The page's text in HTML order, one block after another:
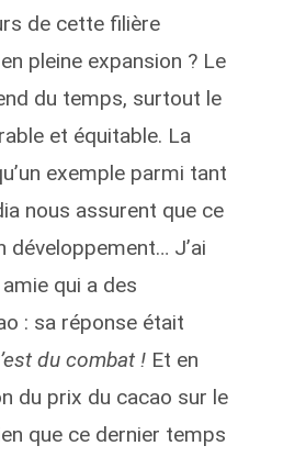
de cette filière
pleine expansion ? Le
du temps, surtout le
et équitable. La
exemple parmi tant
nous assurent que ce
développement… J’ai
qui a des
: sa réponse était
du combat ! Et en
du prix du cacao sur le
que ce dernier temps